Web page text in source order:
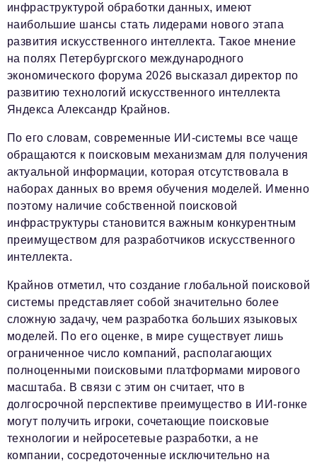
инфраструктурой обработки данных, имеют
наибольшие шансы стать лидерами нового этапа
развития искусственного интеллекта. Такое мнение
на полях Петербургского международного
экономического форума 2026 высказал директор по
развитию технологий искусственного интеллекта
Яндекса Александр Крайнов.
По его словам, современные ИИ-системы все чаще
обращаются к поисковым механизмам для получения
актуальной информации, которая отсутствовала в
наборах данных во время обучения моделей. Именно
поэтому наличие собственной поисковой
инфраструктуры становится важным конкурентным
преимуществом для разработчиков искусственного
интеллекта.
Крайнов отметил, что создание глобальной поисковой
системы представляет собой значительно более
сложную задачу, чем разработка больших языковых
моделей. По его оценке, в мире существует лишь
ограниченное число компаний, располагающих
полноценными поисковыми платформами мирового
масштаба. В связи с этим он считает, что в
долгосрочной перспективе преимущество в ИИ-гонке
могут получить игроки, сочетающие поисковые
технологии и нейросетевые разработки, а не
компании, сосредоточенные исключительно на